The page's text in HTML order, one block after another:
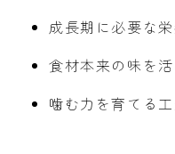
成長期に必要な
食材本来の味を
噛む力を育てる